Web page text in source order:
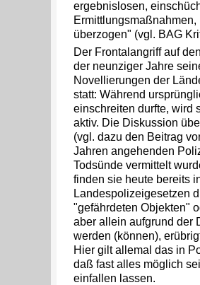
ergebnislosen,
überzogen" (vgl. BAG
Der Frontalangriff auf
der neunziger Jahre
Novellierungen der
statt: Während
einschreiten durfte, wird
aktiv. Die Diskussion
(vgl. dazu den Beitrag
Jahren angehenden
Todsünde vermittelt
finden sie heute bereits
Landespolizeigesetzen
"gefährdeten Objekten"
aber allein aufgrund der
werden (können),
Hier gilt allemal das in
daß fast alles möglich
einfallen lassen.